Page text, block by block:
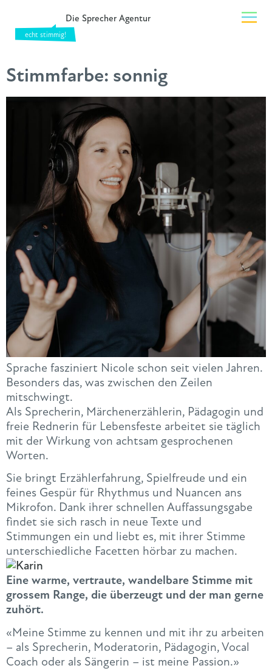
Die Sprecher Agentur
Stimmfarbe: sonnig
Sprache fasziniert Nicole schon seit vielen Jahren.
Besonders das, was zwischen den Zeilen
mitschwingt.
Als Sprecherin, Märchenerzählerin, Pädagogin und
freie Rednerin für Lebensfeste arbeitet sie täglich
mit der Wirkung von achtsam gesprochenen
Worten.
Sie bringt Erzählerfahrung, Spielfreude und ein
feines Gespür für Rhythmus und Nuancen ans
Mikrofon. Dank ihrer schnellen Auffassungsgabe
findet sie sich rasch in neue Texte und
Stimmungen ein und liebt es, mit ihrer Stimme
unterschiedliche Facetten hörbar zu machen.
Eine warme, vertraute, wandelbare Stimme mit
grossem Range, die überzeugt und der man gerne
zuhört.
«Meine Stimme zu kennen und mit ihr zu arbeiten
– als Sprecherin, Moderatorin, Pädagogin, Vocal
Coach oder als Sängerin – ist meine Passion.»